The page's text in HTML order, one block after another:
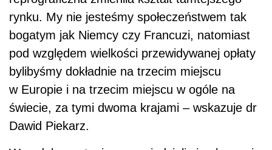
podczas zorganizowanego przez Instytut
Staszica panelu dyskusyjnego „Opłata czy
haracz”. Wzięli w nim udział,
poza przedstawicielami Instytutu, także
Tomasz Wróblewski, prezes think-tanku
Warsaw Enterprise Institute, dr Marian
Szołucha z Instytutu Prawa Gospodarczego,